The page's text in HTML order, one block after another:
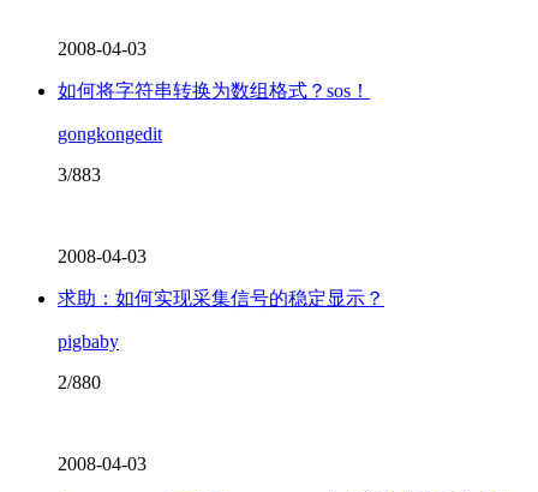
2008-04-03
如何将字符串转换为数组格式？sos！
gongkongedit
3/883
2008-04-03
求助：如何实现采集信号的稳定显示？
pigbaby
2/880
2008-04-03